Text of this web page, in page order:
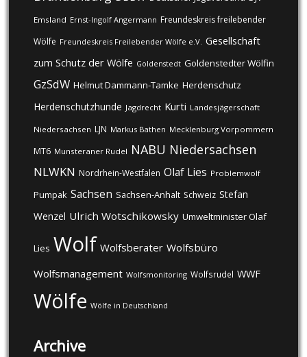
Emsland Ernst-Ingolf Angermann Freundeskreis freilebender
Wölfe Freundeskreis Freilebender Wölfe e.V. Gesellschaft
zum Schutz der Wölfe Goldenstedt Goldenstedter Wölfin
GzSdW Helmut Dammann-Tamke Herdenschutz
Herdenschutzhunde Jagdrecht Kurti Landesjägerschaft
Niedersachsen LJN Markus Bathen Mecklenburg Vorpommern
MT6 Munsteraner Rudel NABU Niedersachsen
NLWKN Nordrhein-Westfalen Olaf Lies Problemwolf
Pumpak Sachsen Sachsen-Anhalt Schweiz Stefan
Wenzel Ulrich Wotschikowsky Umweltminister Olaf
Lies Wolf Wolfsberater Wolfsbüro
Wolfsmanagement Wolfsmonitoring Wolfsrudel WWF
Wölfe Wölfe in Deutschland
Archive